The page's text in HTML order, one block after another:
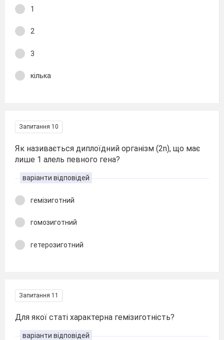
1
2
3
кілька
Запитання 10
Як називається диплоїдний організм (2n), що має
лише 1 алель певного гена?
варіанти відповідей
гемізиготний
гомозиготний
гетерозиготний
Запитання 11
Для якої статі характерна гемізиготність?
варіанти відповідей